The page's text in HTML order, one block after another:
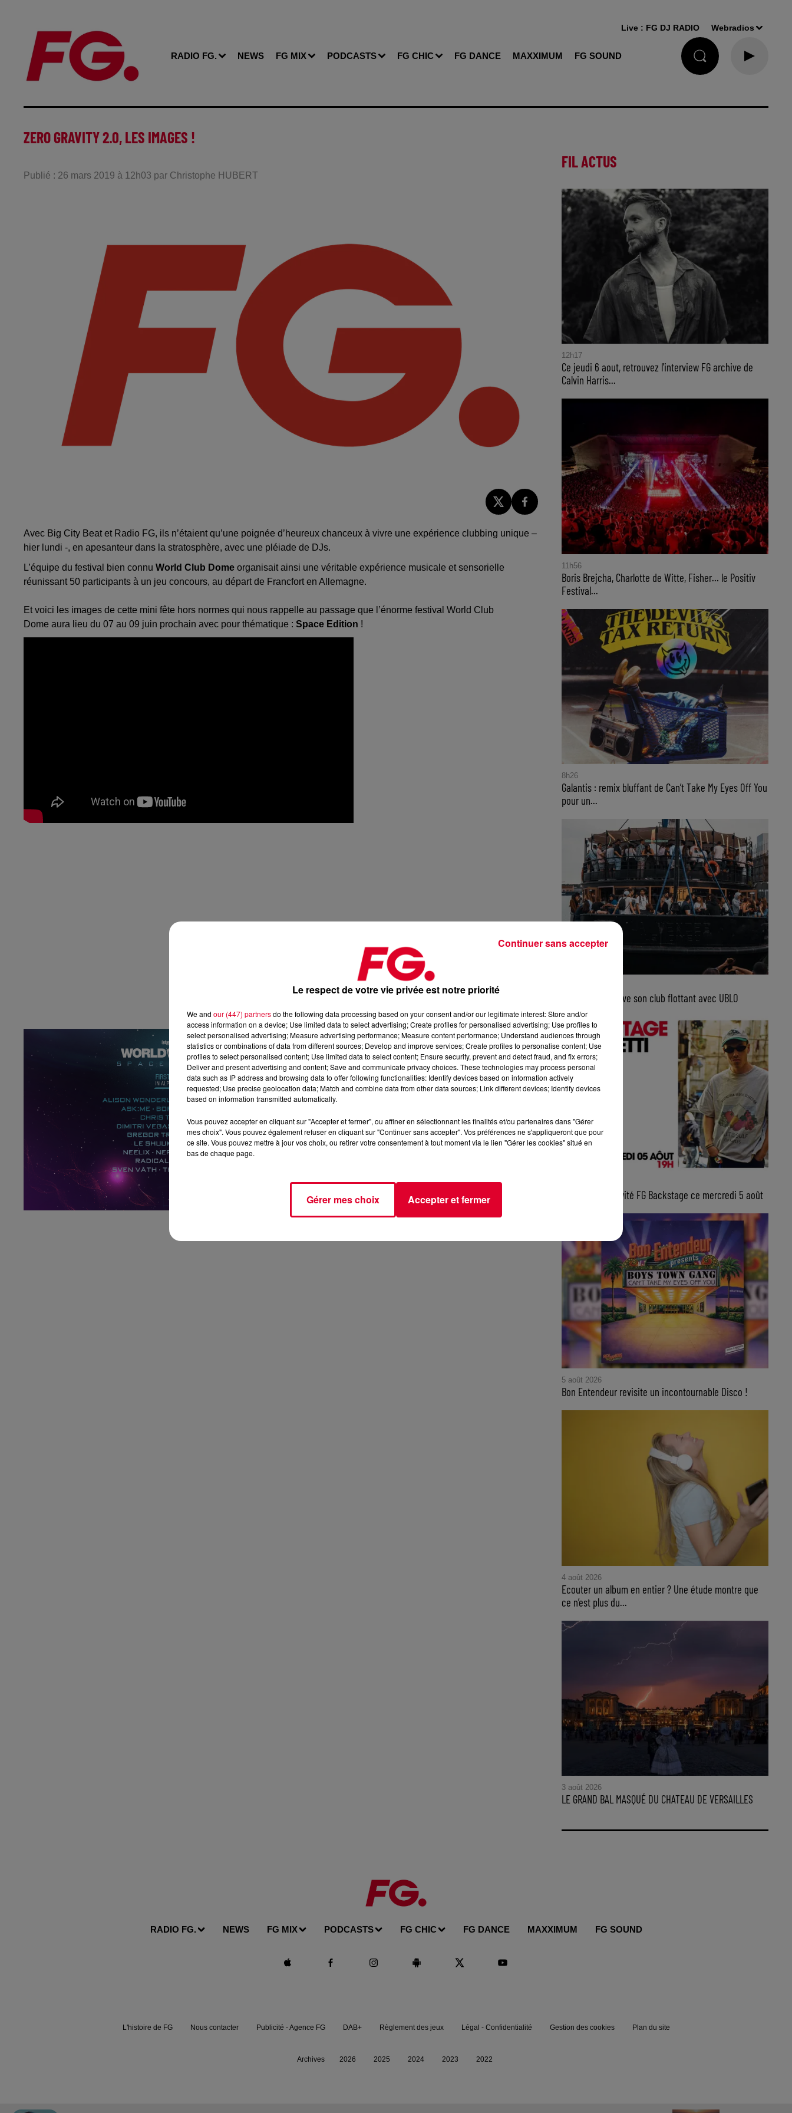
RADIO FG. NEWS FG MIX PODCASTS FG CHIC FG DANCE MAXXIMUM FG SOUND
Live : FG DJ RADIO Webradios
ZERO GRAVITY 2.0, LES IMAGES !
Publié : 26 mars 2019 à 12h03 par Christophe HUBERT
Avec Big City Beat et Radio FG, ils n’étaient qu’une poignée d’heureux chanceux à vivre une expérience clubbing unique –
hier lundi -, en apesanteur dans la stratosphère, avec une pléiade de DJs.
L’équipe du festival bien connu World Club Dome organisait ainsi une véritable expérience musicale et sensorielle
réunissant 50 participants à un jeu concours, au départ de Francfort en Allemagne.
Et voici les images de cette mini fête hors normes qui nous rappelle au passage que l’énorme festival World Club
Dome aura lieu du 07 au 09 juin prochain avec pour thématique : Space Edition !
FIL ACTUS
12h17
Ce jeudi 6 aout, retrouvez l'interview FG archive de
Calvin Harris...
11h56
Boris Brejcha, Charlotte de Witte, Fisher… le Positiv
Festival...
8h26
Galantis : remix bluffant de Can’t Take My Eyes Off You
pour un...
Bordeaux retrouve son club flottant avec UBLO
Lucas Sketti, invité FG Backstage ce mercredi 5 août
5 août 2026
Bon Entendeur revisite un incontournable Disco !
4 août 2026
Ecouter un album en entier ? Une étude montre que
ce n’est plus du...
3 août 2026
LE GRAND BAL MASQUÉ DU CHATEAU DE VERSAILLES
RADIO FG. NEWS FG MIX PODCASTS FG CHIC FG DANCE MAXXIMUM FG SOUND
L'histoire de FG Nous contacter Publicité - Agence FG DAB+ Règlement des jeux Légal - Confidentialité Gestion des cookies Plan du site
Archives 2026 2025 2024 2023 2022
Le respect de votre vie privée est notre priorité
We and our (447) partnersdo the following data processing based on your consent and/or our legitimate interest: Store and/or
access information on a device; Use limited data to select advertising; Create profiles for personalised advertising; Use profiles to
select personalised advertising; Measure advertising performance; Measure content performance; Understand audiences through
statistics or combinations of data from different sources; Develop and improve services; Create profiles to personalise content; Use
profiles to select personalised content; Use limited data to select content; Ensure security, prevent and detect fraud, and fix errors;
Deliver and present advertising and content; Save and communicate privacy choices. These technologies may process personal
data such as IP address and browsing data to offer following functionalities: Identify devices based on information actively
requested; Use precise geolocation data; Match and combine data from other data sources; Link different devices; Identify devices
based on information transmitted automatically.
Vous pouvez accepter en cliquant sur "Accepter et fermer", ou affiner en sélectionnant les finalités et/ou partenaires dans "Gérer
mes choix". Vous pouvez également refuser en cliquant sur "Continuer sans accepter". Vos préférences ne s'appliqueront que pour
ce site. Vous pouvez mettre à jour vos choix, ou retirer votre consentement à tout moment via le lien "Gérer les cookies" situé en
bas de chaque page.
Gérer mes choix Accepter et fermer
Continuer sans accepter